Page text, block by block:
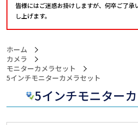
皆様にはご迷惑お掛けしますが、何卒ご了承
し上げます。
ホーム
カメラ
モニターカメラセット
>5インチモニターカメラセット
5インチモニター